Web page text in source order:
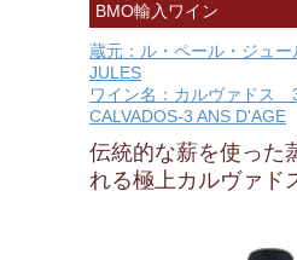
BMO輸入ワイン
蔵元：ル・ペール・ジュー
JULES
ワイン名：カルヴァドス
CALVADOS-3 ANS D'AGE
伝統的な薪を使った
れる極上カルヴァド